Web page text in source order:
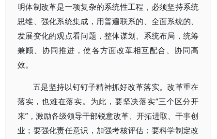
明体制改革是一项复杂的系统性工程，必须坚持系统
思维、强化系统集成，用普遍联系的、全面系统的、
发展变化的观点看问题，整体谋划、系统布局，统筹
兼顾、协同推进，使各方面改革相互配合、协同高
效。
五是坚持以钉钉子精神抓好改革落实。改革重在
落实，也难在落实。为此，要坚决落实“三个区分开
来”，激励各级领导干部锐意改革、开拓进取、干事创
业；要强化责任意识，加强考核评估；要科学制定改